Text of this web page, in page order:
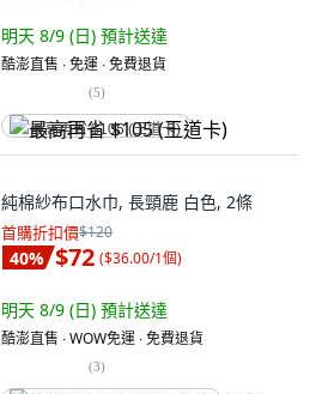
明天 8/9 (日) 預計送達
酷澎直售 ∙ 免運 ∙ 免費退貨
(5)
最高再省 $105 (王道卡)
純棉紗布口水巾, 長頸鹿 白色, 2條
首購折扣價$120
40% $72 ($36.00/1個)
明天 8/9 (日) 預計送達
酷澎直售 ∙ WOW免運 ∙ 免費退貨
(3)